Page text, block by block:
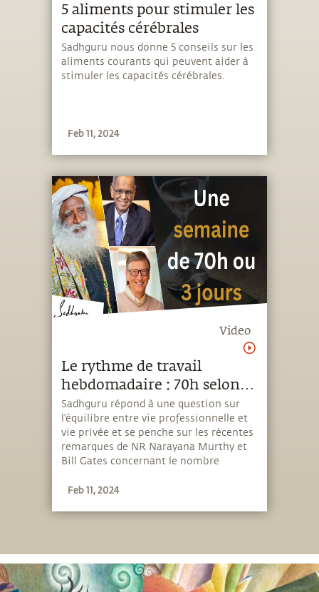
5 aliments pour stimuler les
capacités cérébrales
Sadhguru nous donne 5 conseils sur les
aliments courants qui peuvent aider à
stimuler les capacités cérébrales.
Feb 11, 2024
Video
Le rythme de travail
hebdomadaire : 70h selon
Narayana Murthy ou 3 jours
selon Bill Gates ?
Sadhguru répond à une question sur
l'équilibre entre vie professionnelle et
vie privée et se penche sur les récentes
remarques de NR Narayana Murthy et
Bill Gates concernant le nombre
devraient travailler chaque semaine.
Feb 11, 2024